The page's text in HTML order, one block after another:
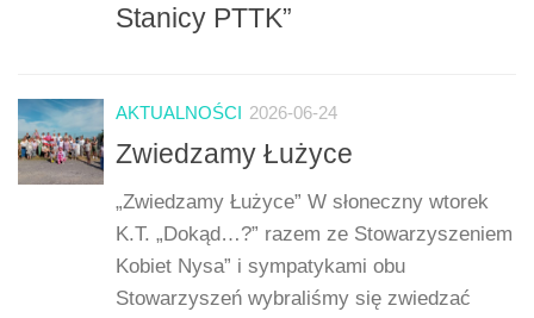
Stanicy PTTK”
AKTUALNOŚCI 2026-06-24
Zwiedzamy Łużyce
„Zwiedzamy Łużyce” W słoneczny wtorek
K.T. „Dokąd…?” razem ze Stowarzyszeniem
Kobiet Nysa” i sympatykami obu
Stowarzyszeń wybraliśmy się zwiedzać